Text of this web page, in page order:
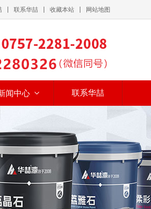
联系华喆 收藏本站 网站地图
闻中心 联系华喆